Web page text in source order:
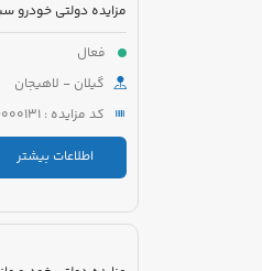
فعال
گیلان - لاهیجان
کد مزایده : 5221007416000131
اطلاعات بیشتر